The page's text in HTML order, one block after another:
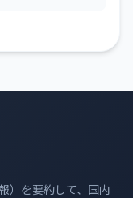
）を要約して、国内